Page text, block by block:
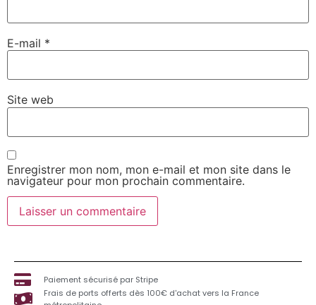
E-mail *
Site web
Enregistrer mon nom, mon e-mail et mon site dans le
navigateur pour mon prochain commentaire.
Paiement sécurisé par Stripe
Frais de ports offerts dès 100€ d'achat vers la France